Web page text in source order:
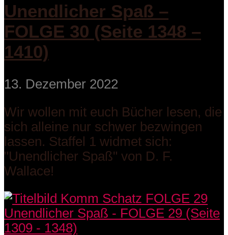
Unendlicher Spaß –
FOLGE 30 (Seite 1348 –
1410)
13. Dezember 2022
Wir wollen mit euch Bücher lesen, die
sich alleine nur schwer bezwingen
lassen. Staffel 1 widmet sich:
"Unendlicher Spaß" von D. F.
Wallace!